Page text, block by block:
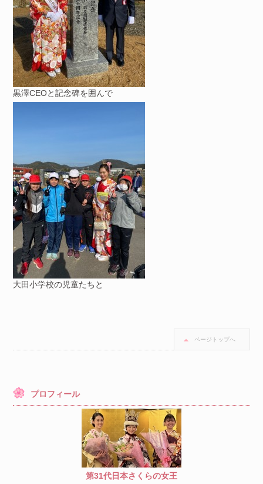
黒澤CEOと記念碑を囲んで
大田小学校の児童たちと
ページトップへ
プロフィール
第31代日本さくらの女王